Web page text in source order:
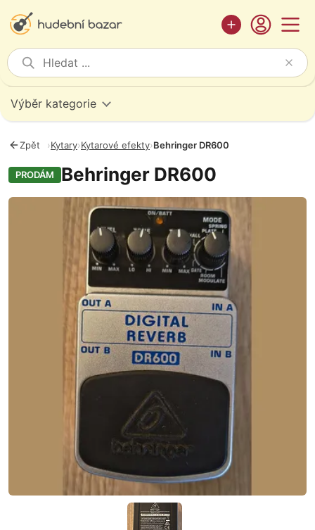
Výběr kategorie
Zpět ›Kytary›Kytarové efekty›Behringer DR600
PRODÁM Behringer DR600
Fotografie